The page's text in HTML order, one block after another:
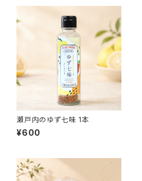
瀬戸内のゆず七味 1本
¥600